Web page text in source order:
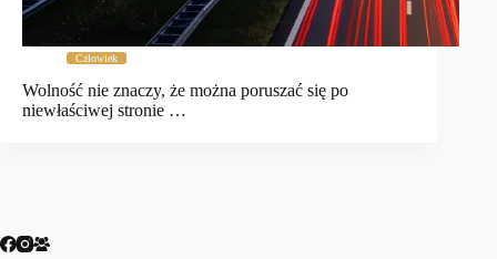
Człowiek
Wolność nie znaczy, że można poruszać się po
niewłaściwej stronie …